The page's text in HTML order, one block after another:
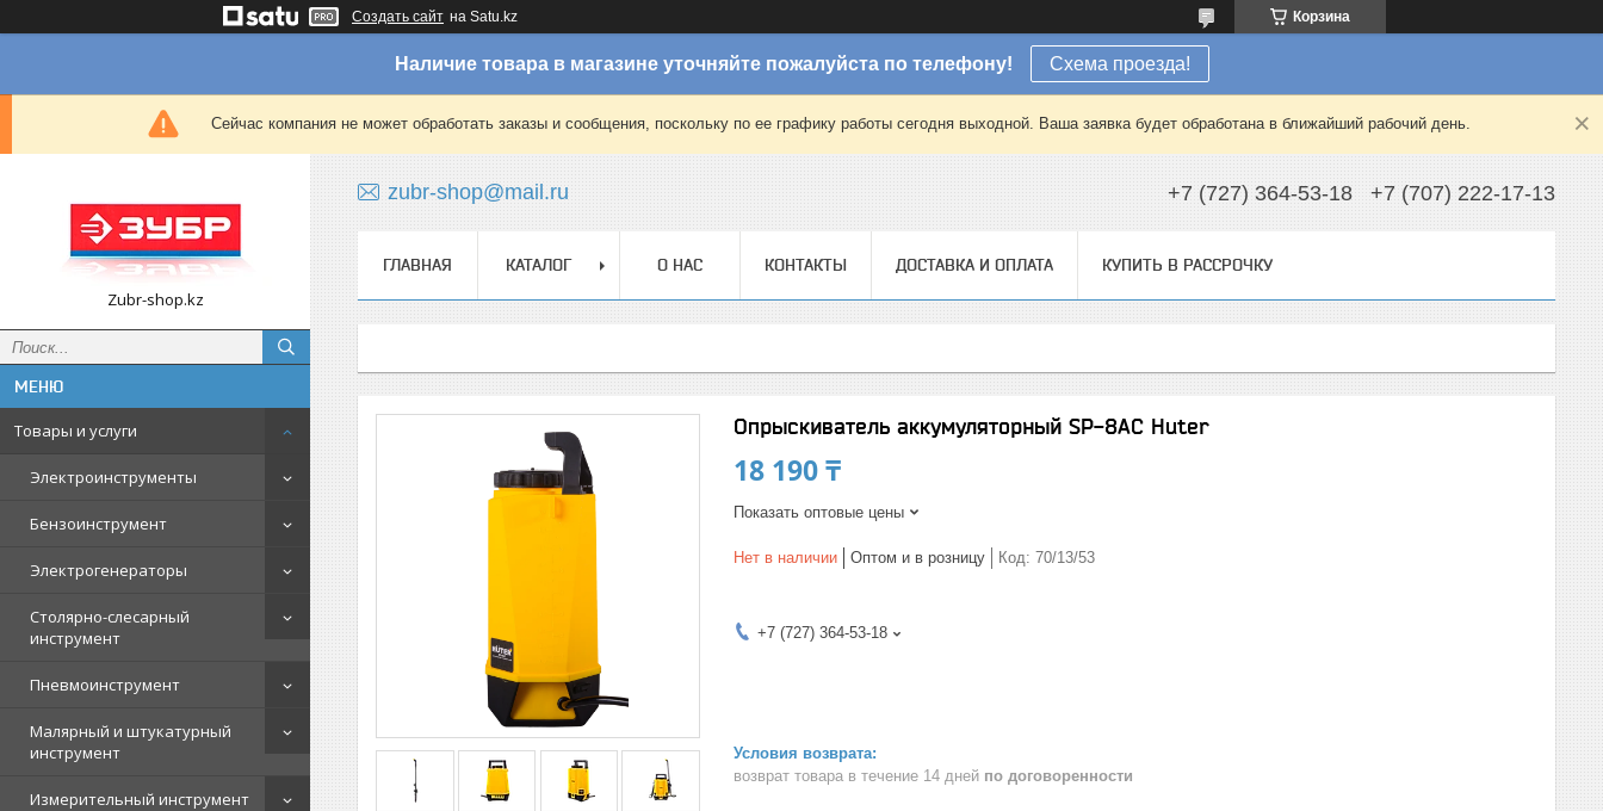
Создать сайт на Satu.kz Корзина
Наличие товара в магазине уточняйте пожалуйста по телефону! Схема проезда!
Сейчас компания не может обработать заказы и сообщения, поскольку по ее графику работы сегодня выходной. Ваша заявка будет обработана в ближайший рабочий день.
Zubr-shop.kz
Товары и услуги
Электроинструменты
Бензоинструмент
Электрогенераторы
Столярно-слесарный
инструмент
Пневмоинструмент
Малярный и штукатурный
инструмент
Измерительный инструмент
zubr-shop@mail.ru +7 (727) 364-53-18 +7 (707) 222-17-13
ГЛАВНАЯ КАТАЛОГ О НАС КОНТАКТЫ ДОСТАВКА И ОПЛАТА КУПИТЬ В РАССРОЧКУ
Опрыскиватель аккумуляторный SP-8AC Huter
18 190 ₸
Показать оптовые цены
Нет в наличии Оптом и в розницу Код: 70/13/53
+7 (727) 364-53-18
возврат товара в течение 14 дней по договоренности